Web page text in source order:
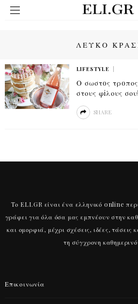
ΛΕΥΚΟ
LIFESTYLE
Ο σωστoς
στους φiλους
SHARE
Το ELI.GR είναι ένα ελληνικό online
γράφει για όλα όσα μας εμπνέουν στην
και ομορφιά, μέχρι σχέσεις, ιδέες,
τη σύγχρονη
Επικοινωνία